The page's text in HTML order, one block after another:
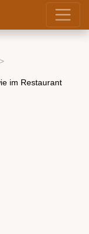
im Restaurant